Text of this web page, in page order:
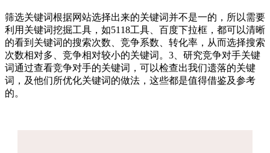
筛选关键词根据网站选择出来的关键词并不是一的，所以需要
利用关键词挖掘工具，如5118工具、百度下拉框，都可以清晰
的看到关键词的搜索次数、竞争系数、转化率，从而选择搜索
次数相对多、竞争相对较小的关键词。3、研究竞争对手关键
词通过查看竞争对手的关键词，可以检查出我们遗落的关键
词，及他们所优化关键词的做法，这些都是值得借鉴及参考
的。